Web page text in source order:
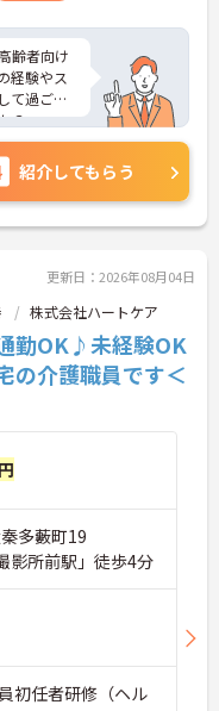
齢者向け
経験やス
て過ごせ
？
、さらに
くださ
紹介してもらう
更新日：2026年08月04日
株式会社ハートケア
勤OK♪未経験OK
の介護職員です＜
多藪町19
影所前駅」徒歩4分
初任者研修（ヘル